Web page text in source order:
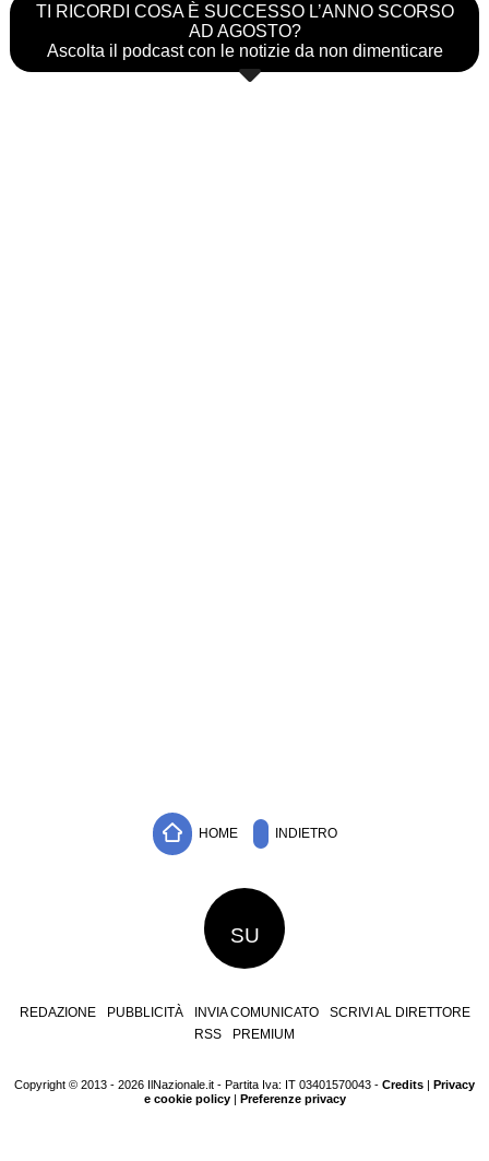
TI RICORDI COSA È SUCCESSO L’ANNO SCORSO
AD AGOSTO?
Ascolta il podcast con le notizie da non dimenticare
HOME INDIETRO
SU
REDAZIONE PUBBLICITÀ INVIA COMUNICATO
SCRIVI AL DIRETTORE
RSS
PREMIUM
Copyright © 2013 - 2026 IlNazionale.it - Partita Iva: IT 03401570043 - Credits | Privacy
e cookie policy| Preferenze privacy